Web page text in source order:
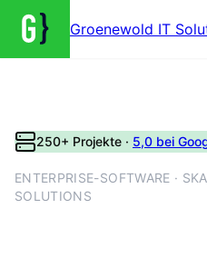
Groenewold IT
250+ Projekte · 5,0 bei
ENTERPRISE-SOFTWARE ·
SOLUTIONS